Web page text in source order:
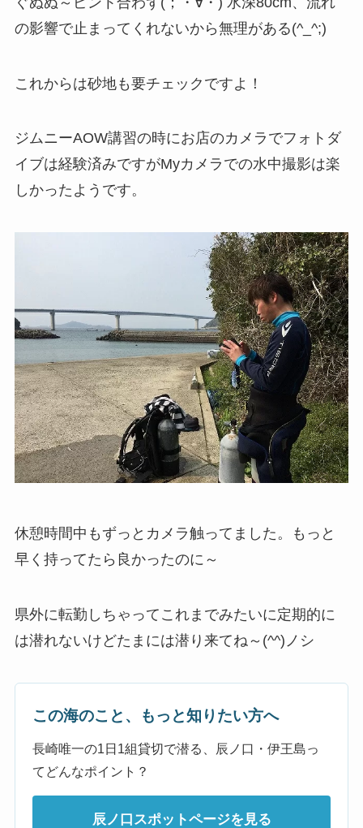
の影響で止まってくれないから無理がある(^_^;)
これからは砂地も要チェックですよ！
ジムニーAOW講習の時にお店のカメラでフォトダ
イブは経験済みですがMyカメラでの水中撮影は楽
しかったようです。
休憩時間中もずっとカメラ触ってました。もっと
早く持ってたら良かったのに～
県外に転勤しちゃってこれまでみたいに定期的に
は潜れないけどたまには潜り来てね～(^^)ノシ
この海のこと、もっと知りたい方へ
長崎唯一の1日1組貸切で潜る、辰ノ口・伊王島っ
てどんなポイント？
辰ノ口スポットページを見る